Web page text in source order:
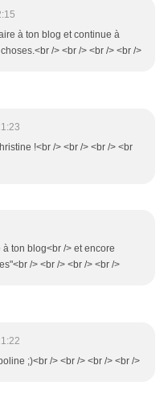
à ton blog et continue à
/> <br /> <br /> <br />
!<br /> <br /> <br /> <br
ton blog<br /> et encore
/> <br /> <br /> <br />
;)<br /> <br /> <br /> <br />